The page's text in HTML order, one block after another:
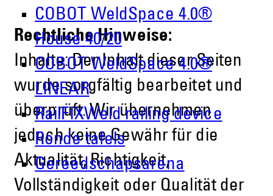
COBOT WeldSpace 4.0®
House 40/20
COBOT WeldSpace 4.0®
LINEAR
RailFIXWeld railing device
Ronde tafels
Gereedschapsarena
Rechtliche Hinweise:
Inhalte: Der Inhalt dieser Seiten
wurde sorgfältig bearbeitet und
überprüft. Wir übernehmen
jedoch keine Gewähr für die
Aktualität, Richtigkeit,
Vollständigkeit oder Qualität der